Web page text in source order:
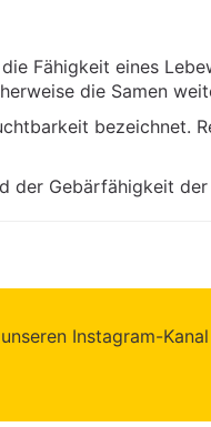
Fähigkeit eines
die Samen
bezeichnet.
der Gebärfähigkeit der
Instagram-